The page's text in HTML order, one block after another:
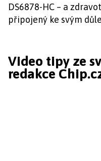
DS6878-HC – a
připojený ke svým
Video tipy ze
redakce